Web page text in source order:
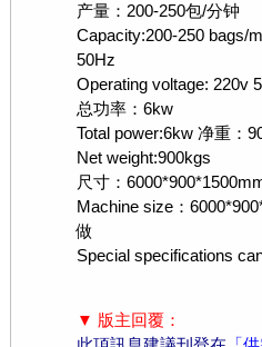
产量：200-250包/分钟
Capacity:200-250 bags/
50Hz
Operating voltage: 220v
总功率：6kw
Total power:6kw 净重：
Net weight:900kgs
尺寸：
Machine size：
做
Special specifications
▼ 版主回覆：